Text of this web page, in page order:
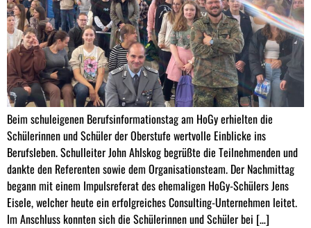
Beim schuleigenen Berufsinformationstag am HoGy erhielten die
Schülerinnen und Schüler der Oberstufe wertvolle Einblicke ins
Berufsleben. Schulleiter John Ahlskog begrüßte die Teilnehmenden und
dankte den Referenten sowie dem Organisationsteam. Der Nachmittag
begann mit einem Impulsreferat des ehemaligen HoGy-Schülers Jens
Eisele, welcher heute ein erfolgreiches Consulting-Unternehmen leitet.
Im Anschluss konnten sich die Schülerinnen und Schüler bei […]